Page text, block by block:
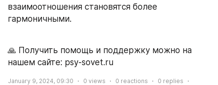
взаимоотношения становятся более
гармоничными.
🙏 Получить помощь и поддержку можно на
нашем сайте: psy-sovet.ru
January 9, 2024, 09:30 0 views 0 reactions 0 replies